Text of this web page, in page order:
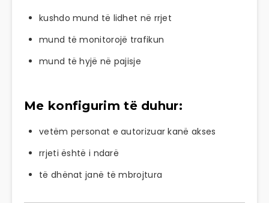
kushdo mund të lidhet në rrjet
mund të monitorojë trafikun
mund të hyjë në pajisje
Me konfigurim të duhur:
vetëm personat e autorizuar kanë akses
rrjeti është i ndarë
të dhënat janë të mbrojtura